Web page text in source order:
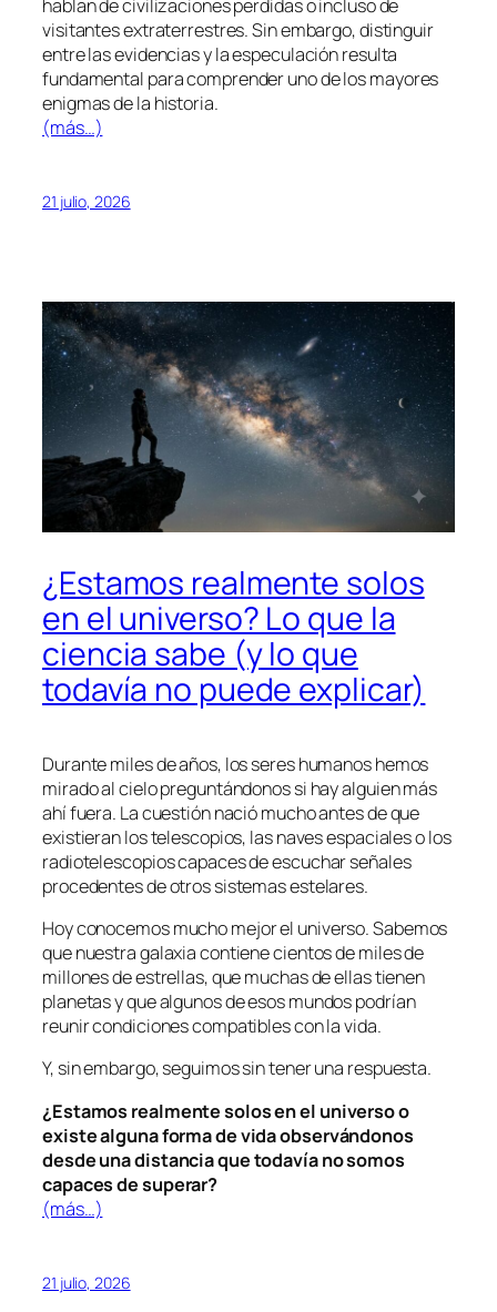
hablan de civilizaciones perdidas o incluso de
visitantes extraterrestres. Sin embargo, distinguir
entre las evidencias y la especulación resulta
fundamental para comprender uno de los mayores
enigmas de la historia.
(más…)
21 julio, 2026
¿Estamos realmente solos
en el universo? Lo que la
ciencia sabe (y lo que
todavía no puede explicar)
Durante miles de años, los seres humanos hemos
mirado al cielo preguntándonos si hay alguien más
ahí fuera. La cuestión nació mucho antes de que
existieran los telescopios, las naves espaciales o los
radiotelescopios capaces de escuchar señales
procedentes de otros sistemas estelares.
Hoy conocemos mucho mejor el universo. Sabemos
que nuestra galaxia contiene cientos de miles de
millones de estrellas, que muchas de ellas tienen
planetas y que algunos de esos mundos podrían
reunir condiciones compatibles con la vida.
Y, sin embargo, seguimos sin tener una respuesta.
¿Estamos realmente solos en el universo o
existe alguna forma de vida observándonos
desde una distancia que todavía no somos
capaces de superar?
(más…)
21 julio, 2026